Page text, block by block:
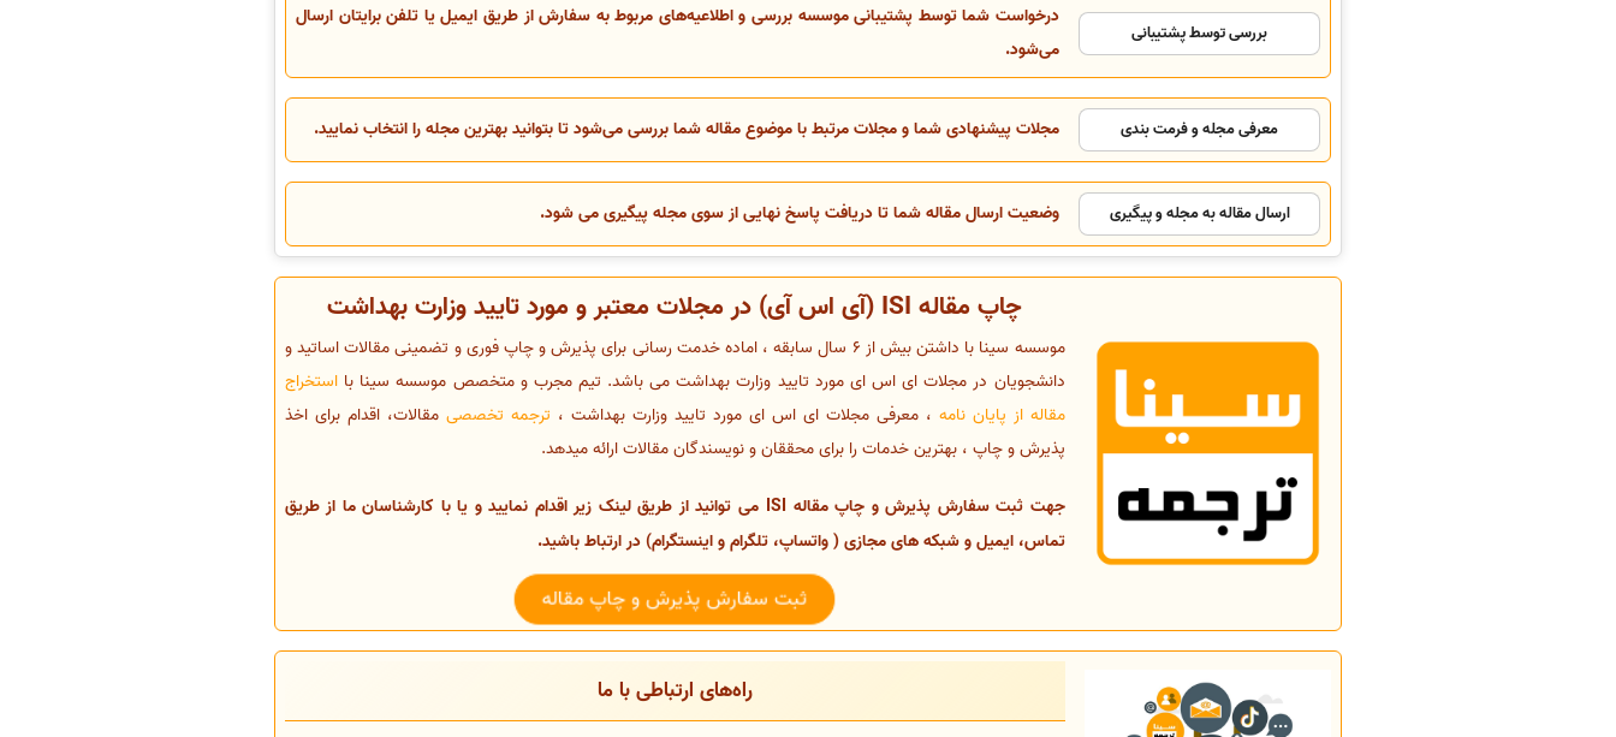
بررسی توسط پشتیبانی
درخواست شما توسط پشتیبانی موسسه بررسی و اطلاعیه‌های مربوط به سفارش از طریق ایمیل یا تلفن برایتان ارسال
می‌شود.
معرفی مجله و فرمت بندی مجلات پیشنهادی شما و مجلات مرتبط با موضوع مقاله شما بررسی می‌شود تا بتوانید بهترین مجله را انتخاب نمایید.
ارسال مقاله به مجله و پیگیری وضعیت ارسال مقاله شما تا دریافت پاسخ نهایی از سوی مجله پیگیری می شود.
چاپ مقاله ISI (آی اس آی) در مجلات معتبر و مورد تایید وزارت بهداشت
موسسه سینا با داشتن بیش از 6 سال سابقه ، اماده خدمت رسانی برای پذیرش و چاپ فوری و تضمینی مقالات اساتید و
دانشجویان در مجلات ای اس ای مورد تایید وزارت بهداشت می باشد. تیم مجرب و متخصص موسسه سینا با استخراج
مقاله از پایان نامه ، معرفی مجلات ای اس ای مورد تایید وزارت بهداشت ، ترجمه تخصصی مقالات، اقدام برای اخذ
پذیرش و چاپ ، بهترین خدمات را برای محققان و نویسندگان مقالات ارائه میدهد.
جهت ثبت سفارش پذیرش و چاپ مقاله ISI
می توانید از طریق لینک زیر اقدام نمایید و یا با کارشناسان ما از طریق
تماس، ایمیل و شبکه های مجازی ( واتساپ، تلگرام و اینستگرام) در ارتباط باشید.
ثبت سفارش پذیرش و چاپ مقاله
راه‌های ارتباطی با ما